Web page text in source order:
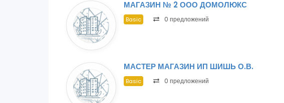
МАГАЗИН № 2 ООО ДОМОЛЮКС
Basic 0 предложений
МАСТЕР МАГАЗИН ИП ШИШЬ О.В.
Basic 0 предложений